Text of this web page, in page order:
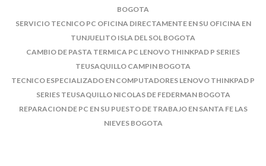
BOGOTA
SERVICIO TECNICO PC OFICINA DIRECTAMENTE EN SU OFICINA EN
TUNJUELITO ISLA DEL SOL BOGOTA
CAMBIO DE PASTA TERMICA PC LENOVO THINKPAD P SERIES
TEUSAQUILLO CAMPIN BOGOTA
TECNICO ESPECIALIZADO EN COMPUTADORES LENOVO THINKPAD P
SERIES TEUSAQUILLO NICOLAS DE FEDERMAN BOGOTA
REPARACION DE PC EN SU PUESTO DE TRABAJO EN SANTA FE LAS
NIEVES BOGOTA